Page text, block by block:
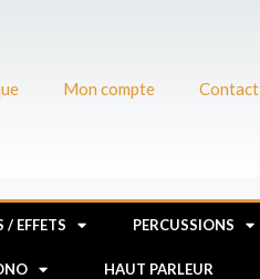
Mon compte Contact
/ EFFETS PERCUSSIONS
HAUT PARLEUR